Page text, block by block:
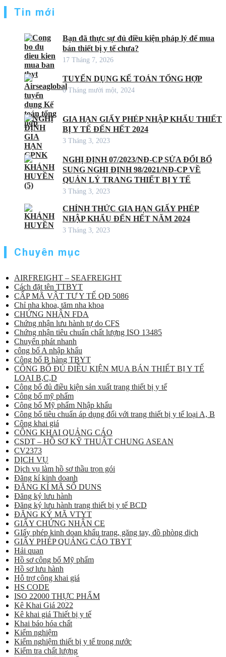
Tin mới
Bạn đã thực sự đủ điều kiện pháp lý để mua
bán thiết bị y tế chưa?
17 Tháng 7, 2026
TUYỂN DỤNG KẾ TOÁN TỔNG HỢP
6 Tháng mười một, 2024
GIA HẠN GIẤY PHÉP NHẬP KHẨU THIẾT
BỊ Y TẾ ĐẾN HẾT 2024
3 Tháng 3, 2023
NGHỊ ĐỊNH 07/2023/NĐ-CP SỬA ĐỔI BỔ
SUNG NGHỊ ĐỊNH 98/2021/NĐ-CP VỀ
QUẢN LÝ TRANG THIẾT BỊ Y TẾ
3 Tháng 3, 2023
CHÍNH THỨC GIA HẠN GIẤY PHÉP
NHẬP KHẨU ĐẾN HẾT NĂM 2024
3 Tháng 3, 2023
Chuyên mục
AIRFREIGHT – SEAFREIGHT
Cách đặt tên TTBYT
CẤP MÃ VẬT TƯ Y TẾ QĐ 5086
Chỉ nha khoa, tăm nha khoa
CHỨNG NHẬN FDA
Chứng nhận lưu hành tự do CFS
Chứng nhận tiêu chuẩn chất lượng ISO 13485
Chuyển phát nhanh
công bố A nhập khẩu
Công bố B hàng TBYT
CÔNG BỐ ĐỦ ĐIỀU KIỆN MUA BÁN THIẾT BỊ Y TẾ
LOẠI B,C,D
Công bố đủ điều kiện sản xuất trang thiết bị y tế
Công bố mỹ phẩm
Công bố Mỹ phẩm Nhập khẩu
Công bố tiêu chuẩn áp dụng đối với trang thiết bị y tế loại A, B
Công khai giá
CÔNG KHAI QUẢNG CÁO
CSDT – HỒ SƠ KỸ THUẬT CHUNG ASEAN
CV2373
DỊCH VỤ
Dịch vụ làm hồ sơ thầu trọn gói
Đăng kí kinh doanh
ĐĂNG KÍ MÃ SỐ DUNS
Đăng ký lưu hành
Đăng ký lưu hành trang thiết bị y tế BCD
ĐĂNG KÝ MÃ VTYT
GIẤY CHỨNG NHẬN CE
GIấy phép kinh doan khẩu trang, găng tay, đồ phòng dịch
GIẤY PHÉP QUẢNG CÁO TBYT
Hải quan
Hồ sơ công bố Mỹ phẩm
Hồ sơ lưu hành
Hỗ trợ công khai giá
HS CODE
ISO 22000 THỰC PHẨM
Kê Khai Giá 2022
Kê khai giá Thiết bị y tế
Khai báo hóa chất
Kiểm nghiệm
Kiểm nghiệm thiết bị y tế trong nước
Kiểm tra chất lượng